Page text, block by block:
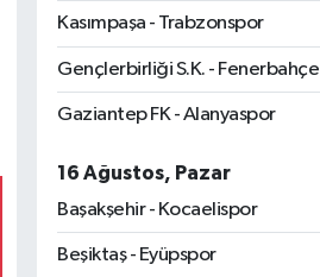
Kasımpaşa - Trabzonspor
Gençlerbirliği S.K. - Fenerbahçe
Gaziantep FK - Alanyaspor
16 Ağustos, Pazar
Başakşehir - Kocaelispor
Beşiktaş - Eyüpspor